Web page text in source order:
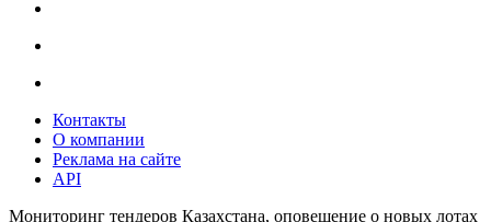
Контакты
О компании
Реклама на сайте
API
Мониторинг тендеров Казахстана, оповещение о новых лотах